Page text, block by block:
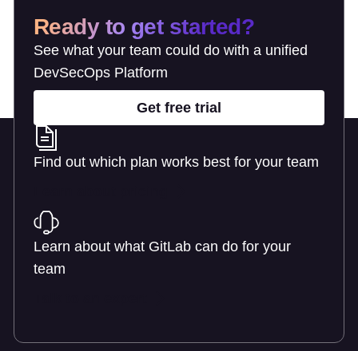
Ready to get started?
See what your team could do with a unified
DevSecOps Platform
Get free trial
Find out which plan works best for your team
Learn about what GitLab can do for your
team